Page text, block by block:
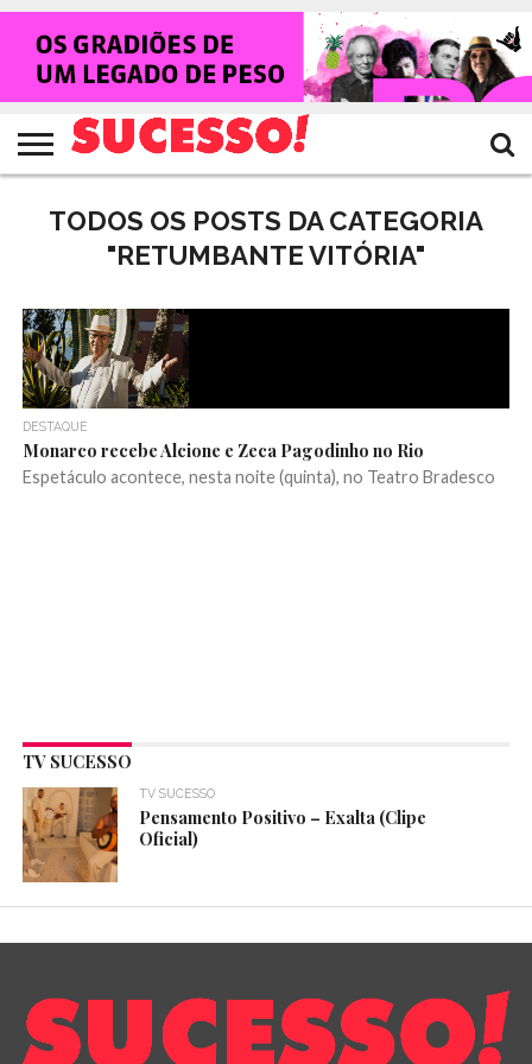
HOME
NOTÍCIAS
SHOWS
ENTREVISTAS
CLIQUES
RANKING
CROWLEY
TV
SUCESSO!
REVISTA
SUCESSO!
TODOS OS POSTS DA CATEGORIA
"RETUMBANTE VITÓRIA"
DESTAQUE
Monarco recebe Alcione e Zeca Pagodinho no Rio
Espetáculo acontece, nesta noite (quinta), no Teatro Bradesco
TV SUCESSO
TV SUCESSO
Pensamento Positivo – Exalta (Clipe
Oficial)